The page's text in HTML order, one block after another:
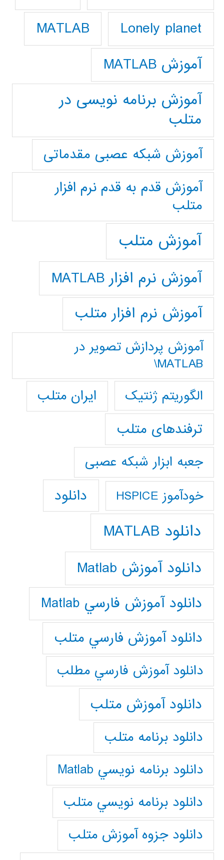
Lonely planet
MATLAB
آموزش MATLAB
آموزش برنامه نویسی در
متلب
آموزش شبکه عصبی مقدماتی
آموزش قدم به قدم نرم افزار
متلب
آموزش متلب
آموزش نرم افزار MATLAB
آموزش نرم افزار متلب
آموزش پردازش تصوير در
MATLAB\
الگوریتم ژنتیک
ایران متلب
ترفندهای متلب
جعبه ابزار شبکه عصبی
خودآموز HSPICE دانلود
دانلود MATLAB
دانلود آموزش Matlab
دانلود آموزش فارسي Matlab
دانلود آموزش فارسي متلب
دانلود آموزش فارسي مطلب
دانلود آموزش متلب
دانلود برنامه متلب
دانلود برنامه نويسي Matlab
دانلود برنامه نويسي متلب
دانلود جزوه آموزش متلب